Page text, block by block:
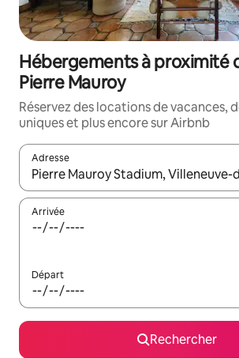
Hébergements à proximité
Pierre Mauroy
Réservez des locations de vacances,
uniques et plus encore sur Airbnb
Adresse
Lorsque les résultats s'affichent, utilisez
Arrivée
Départ
Rechercher